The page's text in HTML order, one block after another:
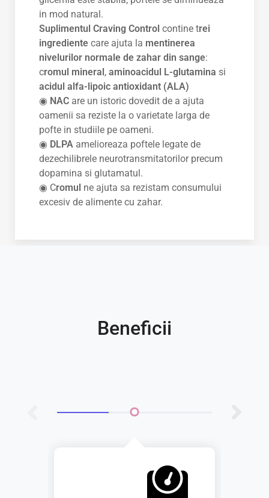
in mod natural.
Suplimentul Craving Control contine trei
ingrediente care ajuta la mentinerea
nivelurilor normale de zahar din sange:
cromul mineral, aminoacidul L-glutamina si
acidul alfa-lipoic antioxidant (ALA)
◉ NAC are un istoric dovedit de a ajuta
oamenii sa reziste la o varietate larga de
pofte in studiile pe oameni.
◉ DLPA amelioreaza poftele legate de
dezechilibrele neurotransmitatorilor precum
dopamina si glutamatul.
◉ Cromul ne ajuta sa rezistam consumului
excesiv de alimente cu zahar.
Beneficii